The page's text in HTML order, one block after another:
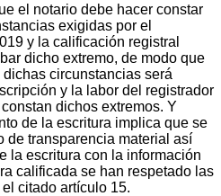
el notario debe hacer constar
exigidas por el
y la calificación registral
dicho extremo, de modo que
circunstancias será
y la labor del registrador
dichos extremos. Y
de la escritura implica que se
de transparencia material así
la escritura con la información
calificada se han respetado las
citado artículo 15.